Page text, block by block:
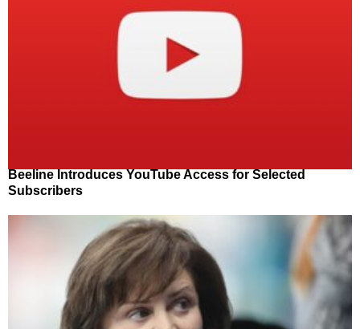
Beeline Introduces YouTube Access for Selected
Subscribers